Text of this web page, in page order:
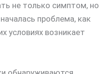
не только симптом, но
проблема, как
условиях возникает